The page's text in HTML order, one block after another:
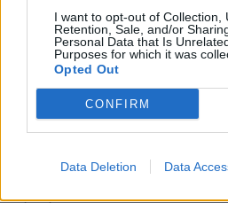
I want to opt-out of Collection,
Retention, Sale, and/or
Personal Data that Is
Purposes for which it was
Opted Out
CONFIRM
Data Deletion Data
Νέο Audi A2 e-tron με στόχο
την κορυφή της
αποδοτικότητας
Η